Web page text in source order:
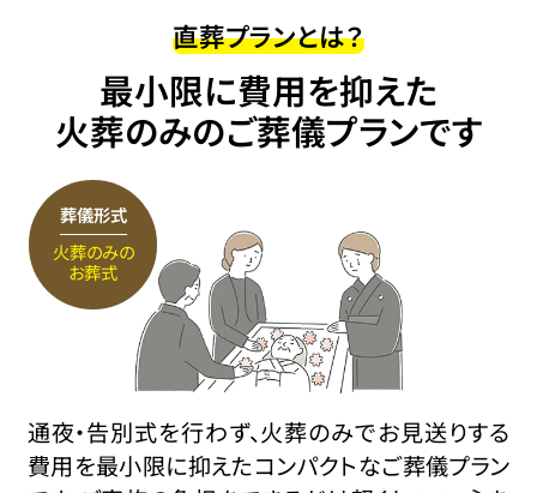
直葬プランとは？
最小限に費用を抑えた
火葬のみのご葬儀プランです
葬儀形式
火葬のみの
お葬式
通夜・告別式を行わず、火葬のみでお見送りする
費用を最小限に抑えたコンパクトなご葬儀プラン